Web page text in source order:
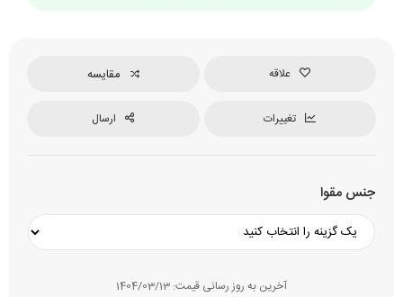
علاقه مقایسه
تغییرات ارسال
جنس مقوا
آخرین به روز رسانی قیمت: 1404/03/13